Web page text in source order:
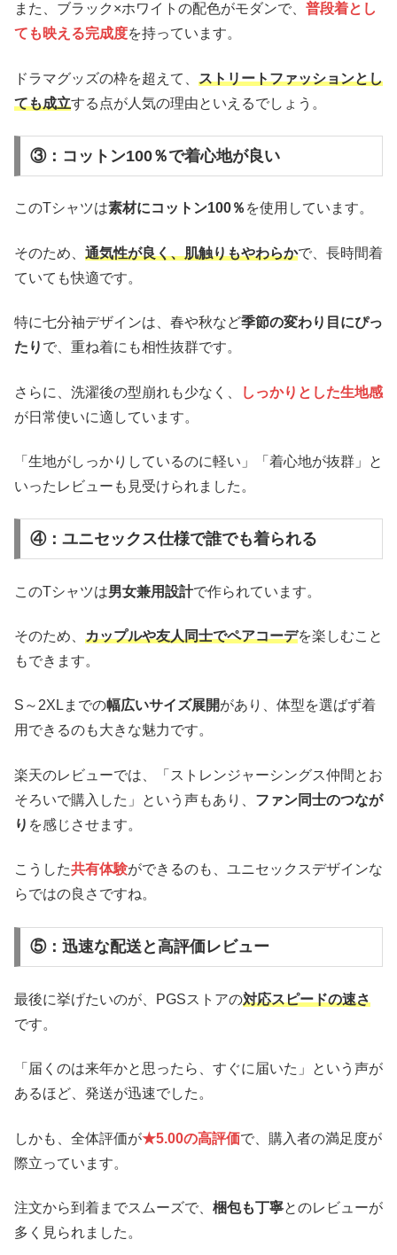
また、ブラック×ホワイトの配色がモダンで、 普段着とし
ても映える完成度を持っています。
ドラマグッズの枠を超えて、 ストリートファッションとし
ても成立する点が人気の理由といえるでしょう。
③：コットン100％で着心地が良い
このTシャツは素材にコットン100％ を使用しています。
そのため、 通気性が良く、肌触りもやわらかで、長時間着
ていても快適です。
特に七分袖デザインは、春や秋など季節の変わり目にぴっ
たり で、重ね着にも相性抜群です。
さらに、洗濯後の型崩れも少なく、
しっかりとした生地感
が日常使いに適しています。
「生地がしっかりしているのに軽い」「着心地が抜群」と
いったレビューも見受けられました。
④：ユニセックス仕様で誰でも着られる
このTシャツは男女兼用設計で作られています。
そのため、 カップルや友人同士でペアコーデを楽しむこと
もできます。
S～2XLまでの幅広いサイズ展開があり、体型を選ばず着
用できるのも大きな魅力です。
楽天のレビューでは、「ストレンジャーシングス仲間とお
そろいで購入した」という声もあり、 ファン同士のつなが
り を感じさせます。
こうした共有体験ができるのも、ユニセックスデザインな
らではの良さですね。
⑤：迅速な配送と高評価レビュー
最後に挙げたいのが、PGSストアの対応スピードの速さ
です。
「届くのは来年かと思ったら、すぐに届いた」という声が
あるほど、発送が迅速でした。
しかも、全体評価が★5.00の高評価で、購入者の満足度が
際立っています。
注文から到着までスムーズで、 梱包も丁寧とのレビューが
多く見られました。